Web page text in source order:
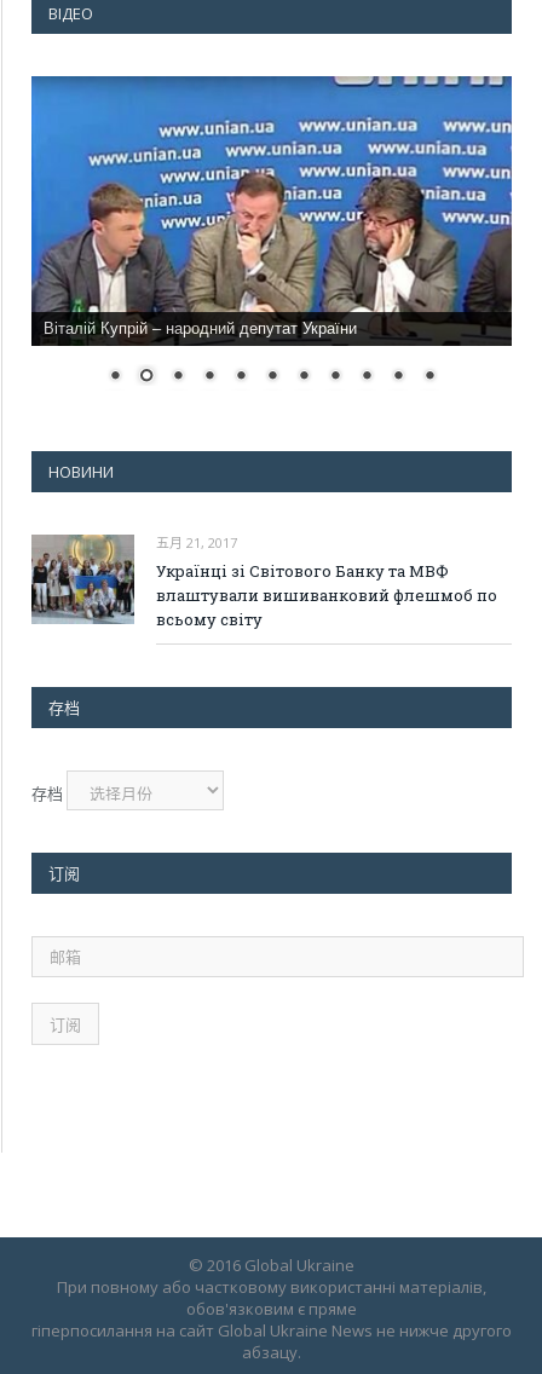
ВІДЕО
Віталій Купрій – народний депутат України
НОВИНИ
五月 21, 2017
Українці зі Світового Банку та МВФ
влаштували вишиванковий флешмоб по
всьому світу
存档
存档
订阅
© 2016 Global Ukraine
При повному або частковому використанні матеріалів,
обов'язковим є пряме
гіперпосилання на сайт Global Ukraine News не нижче другого
абзацу.